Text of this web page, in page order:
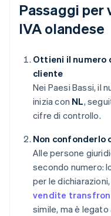
Passaggi per
IVA olandese
Ottieni il numero
cliente
Nei Paesi Bassi, il
inizia con NL,
cifre di controllo.
Non confonderlo
Alle persone
secondo numero:
per le
vendite
simile, ma è legato